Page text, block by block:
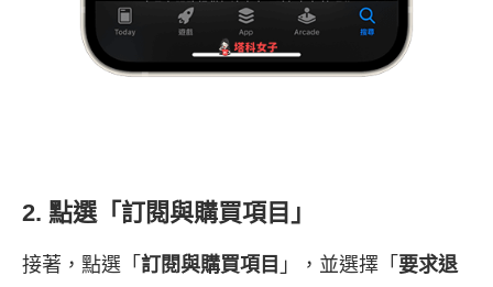
2. 點選「訂閱與購買項目」
接著，點選「 訂閱與購買項目 」，並選擇「 要求退